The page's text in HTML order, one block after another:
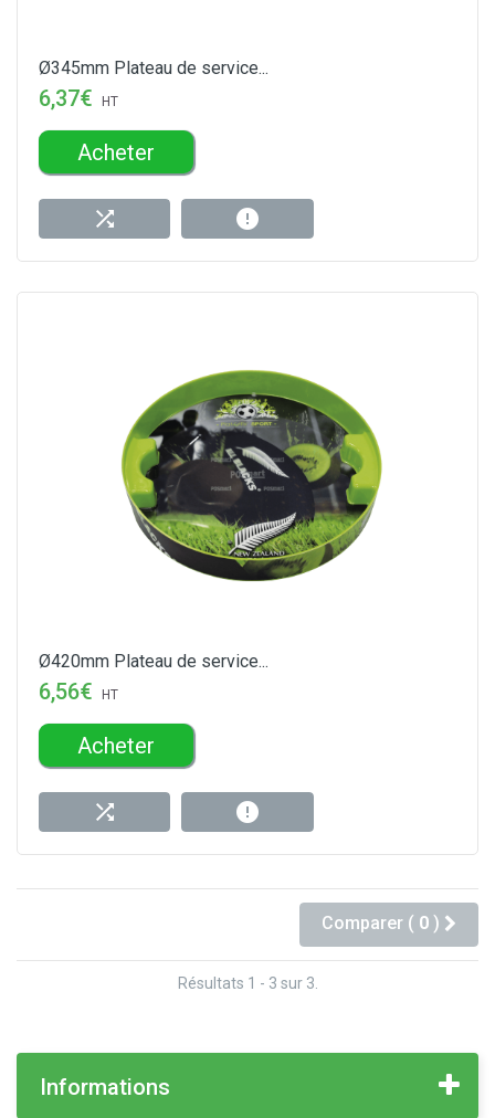
Ø345mm Plateau de service...
6,37€ HT
Acheter
Ø420mm Plateau de service...
6,56€ HT
Acheter
Comparer ( 0 )
Résultats 1 - 3 sur 3.
Informations